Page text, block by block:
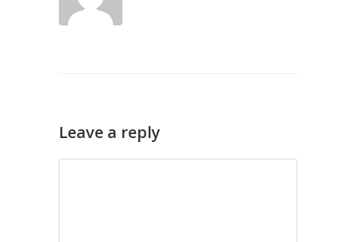
Leave a reply